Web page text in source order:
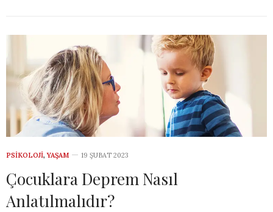
PSIKOLOJI, YAŞAM 19 ŞUBAT 2023
Çocuklara Deprem Nasıl
Anlatılmalıdır?